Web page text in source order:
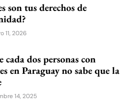
son tus derechos de
11, 2026
cada dos personas con
en Paraguay no sabe que la
14, 2025